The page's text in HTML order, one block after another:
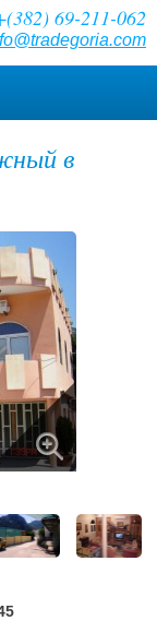
69-211-062
в